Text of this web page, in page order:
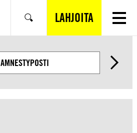
Hae LAHJOITA
AMNESTYPOSTI